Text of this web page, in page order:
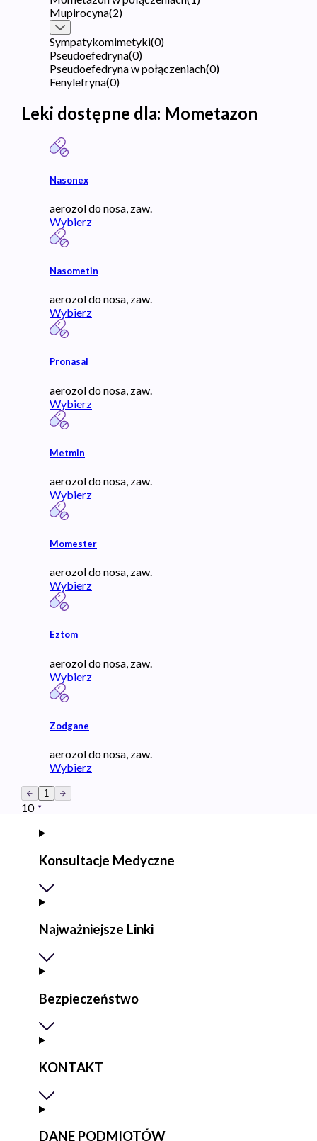
Mupirocyna(2)
Sympatykomimetyki(0)
Pseudoefedryna(0)
Pseudoefedryna w połączeniach(0)
Fenylefryna(0)
Leki dostępne dla: Mometazon
Nasonex
aerozol do nosa, zaw.
Wybierz
Nasometin
aerozol do nosa, zaw.
Wybierz
Pronasal
aerozol do nosa, zaw.
Wybierz
Metmin
aerozol do nosa, zaw.
Wybierz
Momester
aerozol do nosa, zaw.
Wybierz
Eztom
aerozol do nosa, zaw.
Wybierz
Zodgane
aerozol do nosa, zaw.
Wybierz
1
10
Konsultacje Medyczne
Najważniejsze Linki
Bezpieczeństwo
KONTAKT
DANE PODMIOTÓW